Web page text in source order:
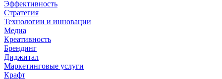
Эффективность
Стратегия
Технологии и инновации
Медиа
Креативность
Брендинг
Диджитал
Маркетинговые услуги
Крафт